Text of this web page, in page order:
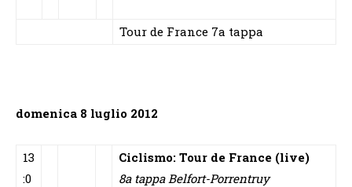
Tour de France 7a tappa
domenica 8 luglio 2012
13
:0
Ciclismo: Tour de France (live)
8a tappa Belfort-Porrentruy